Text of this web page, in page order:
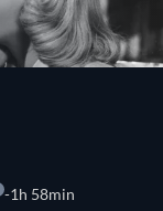
1h 58min